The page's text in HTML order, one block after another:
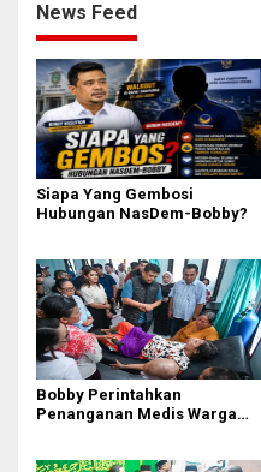
News Feed
Siapa Yang Gembosi
Hubungan NasDem-Bobby?
Bobby Perintahkan
Penanganan Medis Warga